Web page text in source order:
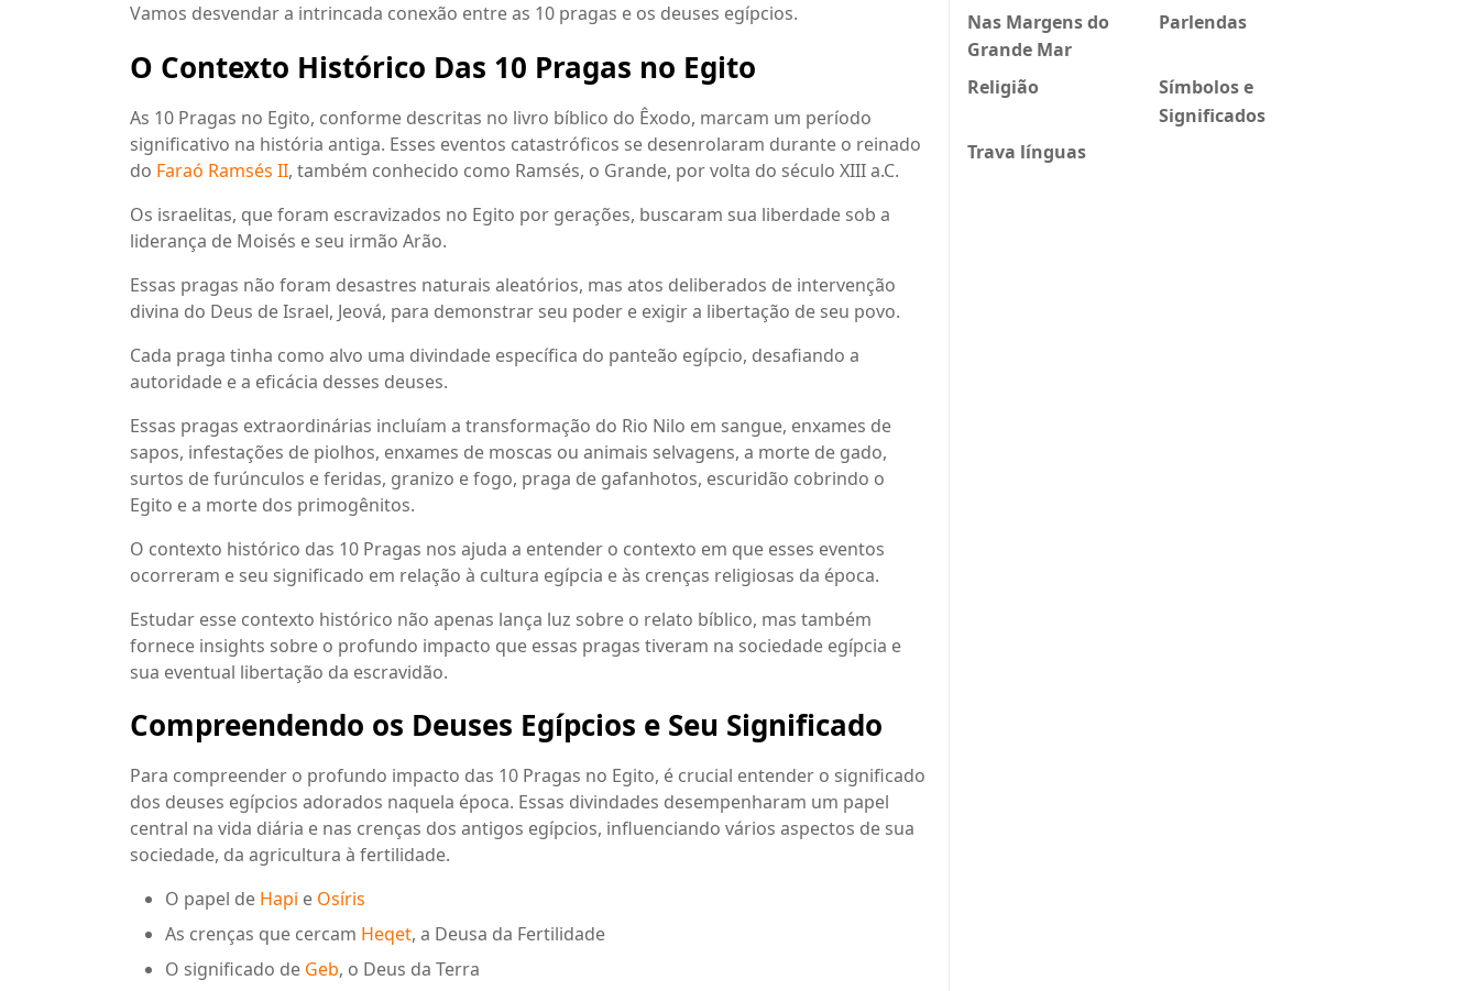
Vamos desvendar a intrincada conexão entre as 10 pragas e os deuses egípcios.
O Contexto Histórico Das 10 Pragas no Egito
As 10 Pragas no Egito, conforme descritas no livro bíblico do Êxodo, marcam um período
significativo na história antiga. Esses eventos catastróficos se desenrolaram durante o reinado
do Faraó Ramsés II, também conhecido como Ramsés, o Grande, por volta do século XIII a.C.
Os israelitas, que foram escravizados no Egito por gerações, buscaram sua liberdade sob a
liderança de Moisés e seu irmão Arão.
Essas pragas não foram desastres naturais aleatórios, mas atos deliberados de intervenção
divina do Deus de Israel, Jeová, para demonstrar seu poder e exigir a libertação de seu povo.
Cada praga tinha como alvo uma divindade específica do panteão egípcio, desafiando a
autoridade e a eficácia desses deuses.
Essas pragas extraordinárias incluíam a transformação do Rio Nilo em sangue, enxames de
sapos, infestações de piolhos, enxames de moscas ou animais selvagens, a morte de gado,
surtos de furúnculos e feridas, granizo e fogo, praga de gafanhotos, escuridão cobrindo o
Egito e a morte dos primogênitos.
O contexto histórico das 10 Pragas nos ajuda a entender o contexto em que esses eventos
ocorreram e seu significado em relação à cultura egípcia e às crenças religiosas da época.
Estudar esse contexto histórico não apenas lança luz sobre o relato bíblico, mas também
fornece insights sobre o profundo impacto que essas pragas tiveram na sociedade egípcia e
sua eventual libertação da escravidão.
Compreendendo os Deuses Egípcios e Seu Significado
Para compreender o profundo impacto das 10 Pragas no Egito, é crucial entender o significado
dos deuses egípcios adorados naquela época. Essas divindades desempenharam um papel
central na vida diária e nas crenças dos antigos egípcios, influenciando vários aspectos de sua
sociedade, da agricultura à fertilidade.
O papel de Hapi e Osíris
As crenças que cercam Heqet, a Deusa da Fertilidade
O significado de Geb, o Deus da Terra
Nas Margens do
Grande Mar
Parlendas
Religião
Símbolos e
Significados
Trava línguas